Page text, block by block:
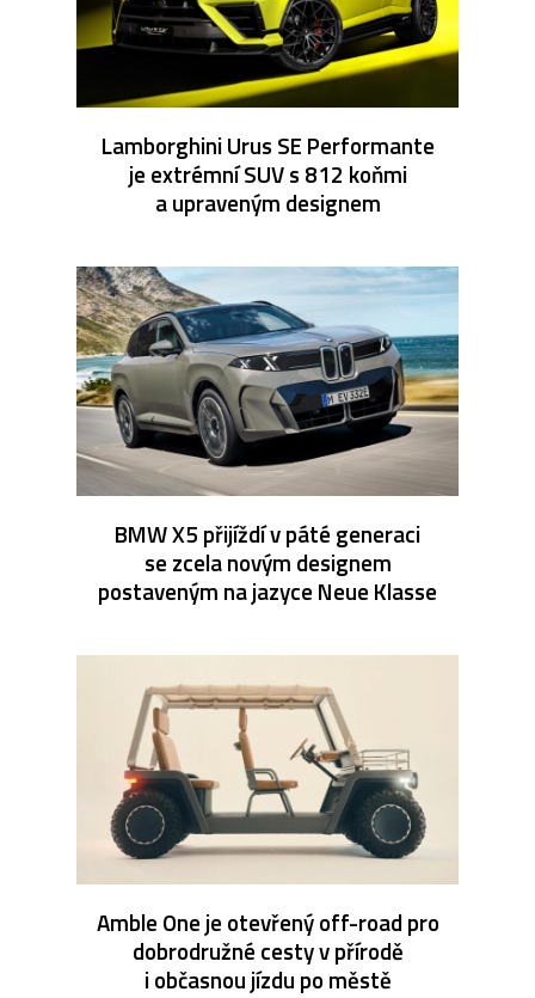
Lamborghini Urus SE Performante
je extrémní SUV s 812 koňmi
a upraveným designem
BMW X5 přijíždí v páté generaci
se zcela novým designem
postaveným na jazyce Neue Klasse
Amble One je otevřený off-road pro
dobrodružné cesty v přírodě
i občasnou jízdu po městě